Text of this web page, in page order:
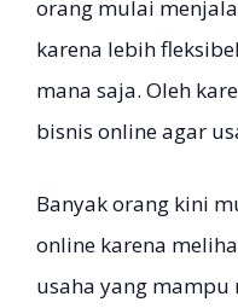
orang mulai
karena lebih
mana saja. Oleh
bisnis online agar
Banyak orang kini
online karena
usaha yang